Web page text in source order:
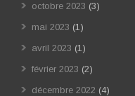
octobre 2023 (3)
mai 2023 (1)
avril 2023 (1)
février 2023 (2)
décembre 2022 (4)